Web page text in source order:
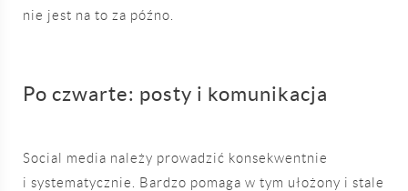
nie jest na to za późno.
Po czwarte: posty i komunikacja
Social media należy prowadzić konsekwentnie
i systematycznie. Bardzo pomaga w tym ułożony i stale